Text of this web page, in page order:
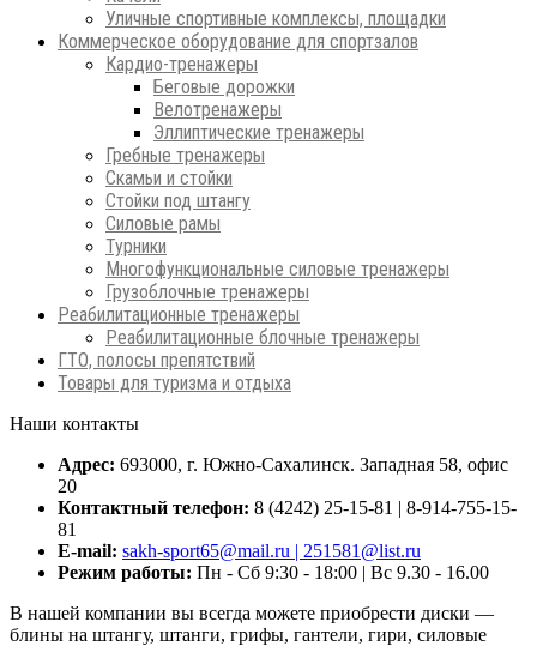
Уличные спортивные комплексы, площадки
Коммерческое оборудование для спортзалов
Кардио-тренажеры
Беговые дорожки
Велотренажеры
Эллиптические тренажеры
Гребные тренажеры
Скамьи и стойки
Стойки под штангу
Силовые рамы
Турники
Многофункциональные силовые тренажеры
Грузоблочные тренажеры
Реабилитационные тренажеры
Реабилитационные блочные тренажеры
ГТО, полосы препятствий
Товары для туризма и отдыха
Наши контакты
Адрес: 693000, г. Южно-Сахалинск. Западная 58, офис
20
Контактный телефон: 8 (4242) 25-15-81 | 8-914-755-15-
81
E-mail: sakh-sport65@mail.ru | 251581@list.ru
Режим работы: Пн - Сб 9:30 - 18:00 | Вс 9.30 - 16.00
В нашей компании вы всегда можете приобрести диски —
блины на штангу, штанги, грифы, гантели, гири, силовые